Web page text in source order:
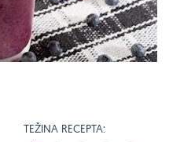
TEŽINA RECEPTA: